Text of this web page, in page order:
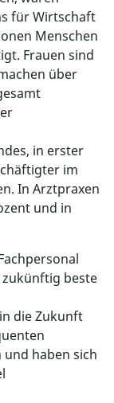
für Wirtschaft
Menschen
Frauen sind
über
in erster
im
In Arztpraxen
und in
beste
die Zukunft
haben sich